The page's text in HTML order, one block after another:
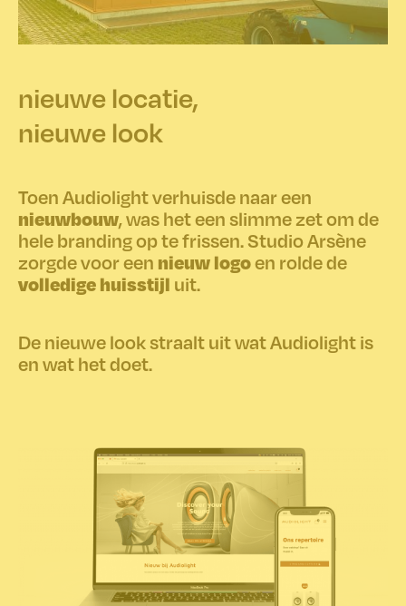
nieuwe locatie,
nieuwe look
Toen Audiolight verhuisde naar een
nieuwbouw, was het een slimme zet om de
hele branding op te frissen. Studio Arsène
zorgde voor een nieuw logoen rolde de
volledige huisstijl uit.
De nieuwe look straalt uit wat Audiolight is
en wat het doet.